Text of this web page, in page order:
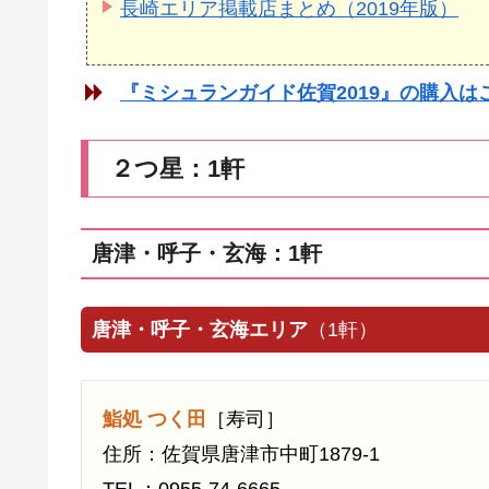
長崎エリア掲載店まとめ（2019年版）
『ミシュランガイド佐賀2019』の購入は
２つ星：1軒
唐津・呼子・玄海：1軒
唐津・呼子・玄海エリア （1軒）
鮨処 つく田
［寿司］
住所：佐賀県唐津市中町1879-1